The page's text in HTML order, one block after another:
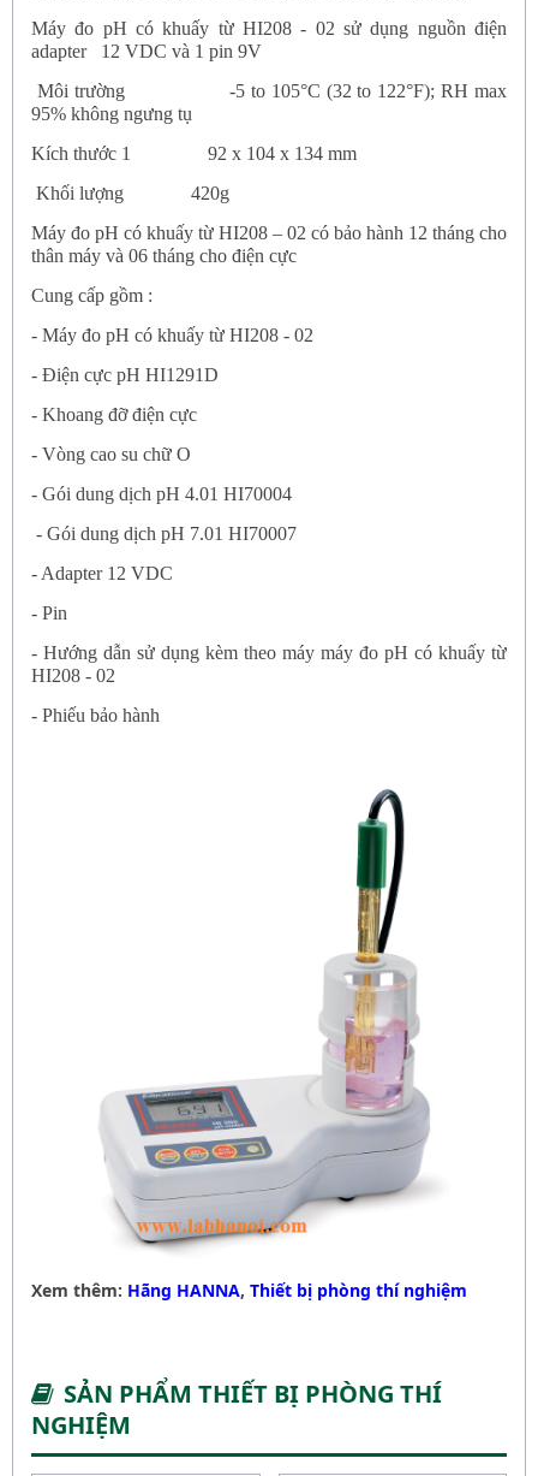
Máy đo pH có khuấy từ HI208 - 02 sử dụng nguồn điện
adapter
12 VDC và 1 pin 9V
Môi trường
-5 to 105°C (32 to 122°F); RH max
95% không ngưng tụ
Kích thước 1
92 x 104 x 134 mm
Khối lượng
420g
Máy đo pH có khuấy từ HI208 – 02 có bảo hành 12 tháng cho
thân máy và 06 tháng cho điện cực
Cung cấp gồm :
- Máy đo pH có khuấy từ HI208 - 02
- Điện cực pH HI1291D
- Khoang đỡ điện cực
- Vòng cao su chữ O
- Gói dung dịch pH 4.01 HI70004
- Gói dung dịch pH 7.01 HI70007
- Adapter 12 VDC
- Pin
- Hướng dẫn sử dụng kèm theo máy máy đo pH có khuấy từ
HI208 - 02
- Phiếu bảo hành
Xem thêm: Hãng HANNA, Thiết bị phòng thí nghiệm
SẢN PHẨM THIẾT BỊ PHÒNG THÍ
NGHIỆM